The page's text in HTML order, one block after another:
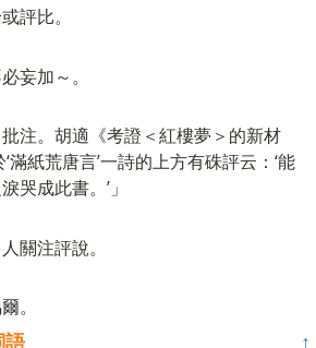
評比。
妄加～。
注。胡適《考證＜紅樓夢＞的新材
滿紙荒唐言’一詩的上方有硃評云：‘能
哭成此書。’」
關注評說。
。
語
↑